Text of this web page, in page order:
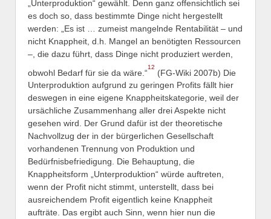
„Unterproduktion“ gewählt. Denn ganz offensichtlich sei
es doch so, dass bestimmte Dinge nicht hergestellt
werden: „Es ist … zumeist mangelnde Rentabilität – und
nicht Knappheit, d.h. Mangel an benötigten Ressourcen
–, die dazu führt, dass Dinge nicht produziert werden,
obwohl Bedarf für sie da wäre.“
12
(FG-Wiki 2007b) Die
Unterproduktion aufgrund zu geringen Profits fällt hier
deswegen in eine eigene Knappheitskategorie, weil der
ursächliche Zusammenhang aller drei Aspekte nicht
gesehen wird. Der Grund dafür ist der theoretische
Nachvollzug der in der bürgerlichen Gesellschaft
vorhandenen Trennung von Produktion und
Bedürfnisbefriedigung. Die Behauptung, die
Knappheitsform „Unterproduktion“ würde auftreten,
wenn der Profit nicht stimmt, unterstellt, dass bei
ausreichendem Profit eigentlich keine Knappheit
aufträte. Das ergibt auch Sinn, wenn hier nun die